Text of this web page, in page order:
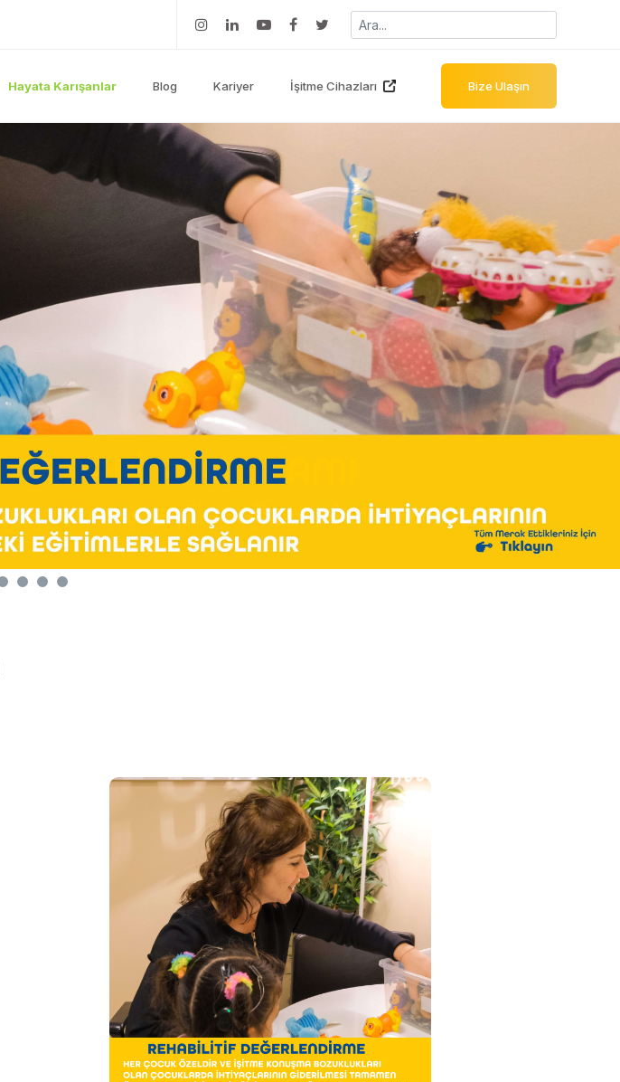
Hayata Karışanlar Blog Kariyer İşitme Cihazları Bize Ulaşın